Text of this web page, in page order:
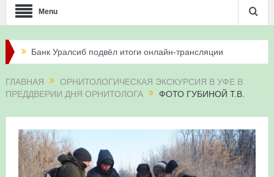
Menu
Банк Уралсиб подвёл итоги онлайн-трансляции
Итоги акции «Соловьиные вечера-2026» в
Три птенца сапсанов Уралсиба получили имена и
кольца
ГЛАВНАЯ
ОРНИТОЛОГИЧЕСКАЯ ЭКСКУРСИЯ В УФЕ В
ПРЕДДВЕРИИ ДНЯ ОРНИТОЛОГА
ФОТО ГУБИНОЙ Т.В.